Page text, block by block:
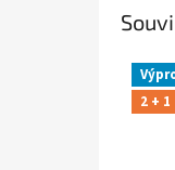
2 + 1